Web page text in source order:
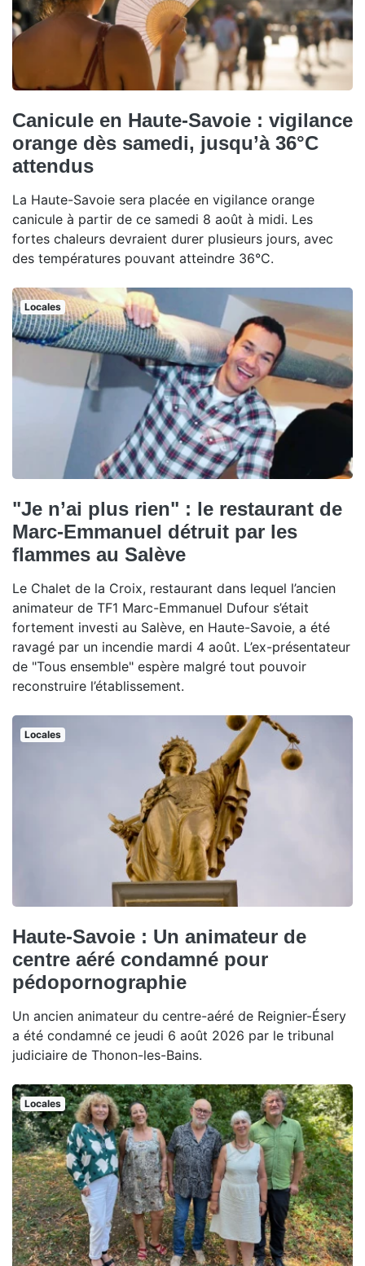
Canicule en Haute-Savoie : vigilance
orange dès samedi, jusqu’à 36°C
attendus
La Haute-Savoie sera placée en vigilance orange
canicule à partir de ce samedi 8 août à midi. Les
fortes chaleurs devraient durer plusieurs jours, avec
des températures pouvant atteindre 36°C.
Locales
"Je n’ai plus rien" : le restaurant de
Marc-Emmanuel détruit par les
flammes au Salève
Le Chalet de la Croix, restaurant dans lequel l’ancien
animateur de TF1 Marc-Emmanuel Dufour s’était
fortement investi au Salève, en Haute-Savoie, a été
ravagé par un incendie mardi 4 août. L’ex-présentateur
de "Tous ensemble" espère malgré tout pouvoir
reconstruire l’établissement.
Locales
Haute-Savoie : Un animateur de
centre aéré condamné pour
pédopornographie
Un ancien animateur du centre-aéré de Reignier-Ésery
a été condamné ce jeudi 6 août 2026 par le tribunal
judiciaire de Thonon-les-Bains.
Locales